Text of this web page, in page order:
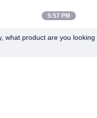
Mail Gönder
5:57 PM
what product are you looking